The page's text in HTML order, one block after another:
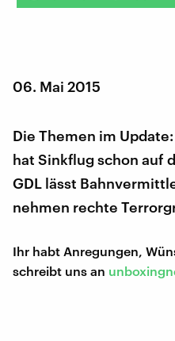
06. Mai 2015
Die Themen im
hat Sinkflug schon auf
GDL lässt
nehmen rechte
Ihr habt Anregungen,
schreibt uns an